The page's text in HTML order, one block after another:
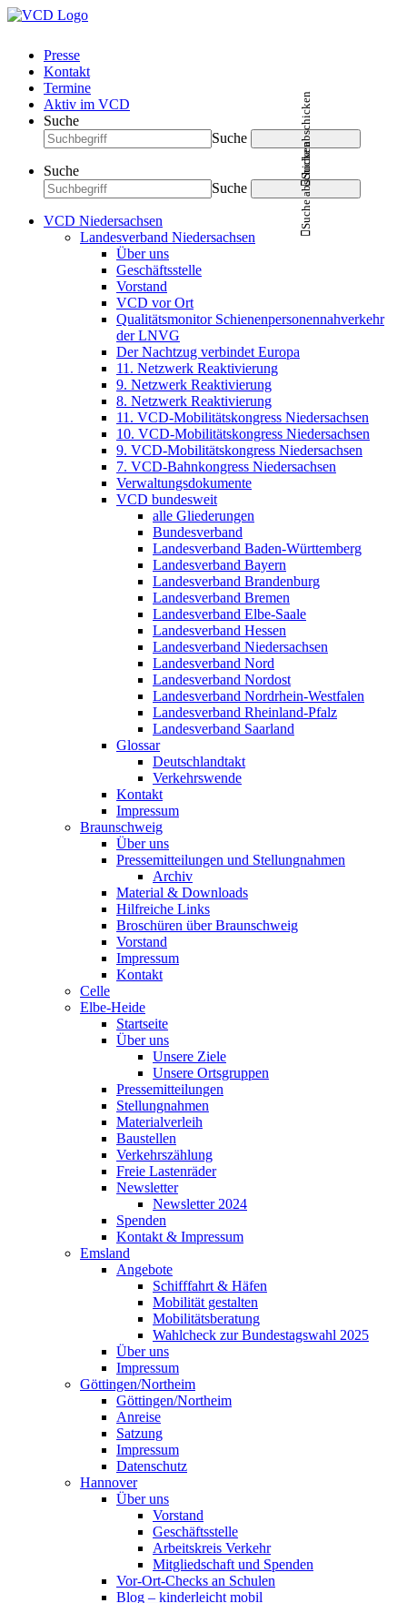
Presse
Kontakt
Termine
Aktiv im VCD
Suche
Suche
Suche abschicken
Suche
Suche
Suche abschicken
VCD Niedersachsen
Landesverband Niedersachsen
Über uns
Geschäftsstelle
Vorstand
VCD vor Ort
Qualitätsmonitor Schienenpersonennahverkehr
der LNVG
Der Nachtzug verbindet Europa
11. Netzwerk Reaktivierung
9. Netzwerk Reaktivierung
8. Netzwerk Reaktivierung
11. VCD-Mobilitätskongress Niedersachsen
10. VCD-Mobilitätskongress Niedersachsen
9. VCD-Mobilitätskongress Niedersachsen
7. VCD-Bahnkongress Niedersachsen
Verwaltungsdokumente
VCD bundesweit
alle Gliederungen
Bundesverband
Landesverband Baden-Württemberg
Landesverband Bayern
Landesverband Brandenburg
Landesverband Bremen
Landesverband Elbe-Saale
Landesverband Hessen
Landesverband Niedersachsen
Landesverband Nord
Landesverband Nordost
Landesverband Nordrhein-Westfalen
Landesverband Rheinland-Pfalz
Landesverband Saarland
Glossar
Deutschlandtakt
Verkehrswende
Kontakt
Impressum
Braunschweig
Über uns
Pressemitteilungen und Stellungnahmen
Archiv
Material & Downloads
Hilfreiche Links
Broschüren über Braunschweig
Vorstand
Impressum
Kontakt
Celle
Elbe-Heide
Startseite
Über uns
Unsere Ziele
Unsere Ortsgruppen
Pressemitteilungen
Stellungnahmen
Materialverleih
Baustellen
Verkehrszählung
Freie Lastenräder
Newsletter
Newsletter 2024
Spenden
Kontakt & Impressum
Emsland
Angebote
Schifffahrt & Häfen
Mobilität gestalten
Mobilitätsberatung
Wahlcheck zur Bundestagswahl 2025
Über uns
Impressum
Göttingen/Northeim
Göttingen/Northeim
Anreise
Satzung
Impressum
Datenschutz
Hannover
Über uns
Vorstand
Geschäftsstelle
Arbeitskreis Verkehr
Mitgliedschaft und Spenden
Vor-Ort-Checks an Schulen
Blog – kinderleicht mobil